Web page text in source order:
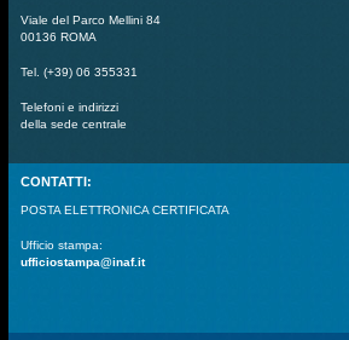
Viale del Parco Mellini 84
00136 ROMA
Tel. (+39) 06 355331
Telefoni e indirizzi
della sede centrale
CONTATTI:
POSTA ELETTRONICA CERTIFICATA
Ufficio stampa:
ufficiostampa@inaf.it